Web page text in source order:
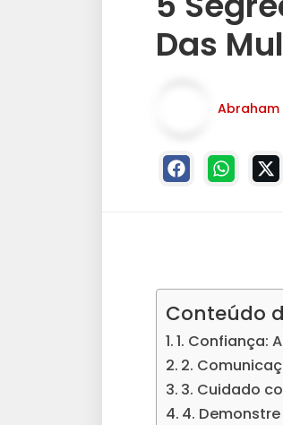
Das
Abraham
Conteúdo
1. Confiança:
2.
3. Cuidado
4.